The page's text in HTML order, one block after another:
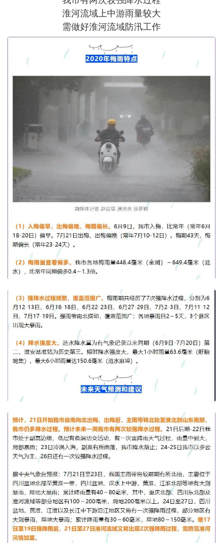
淮河流域上中游雨量较大
需做好淮河流域防汛工作